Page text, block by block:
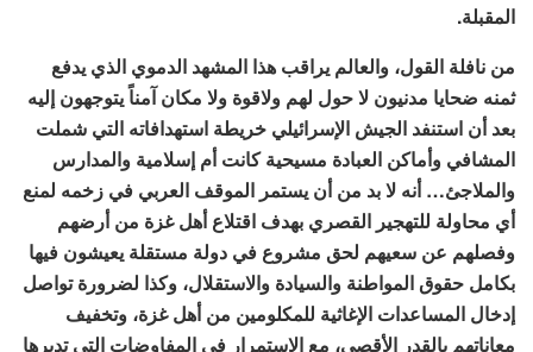
المقبلة.
من نافلة القول، والعالم يراقب هذا المشهد الدموي الذي يدفع
ثمنه ضحايا مدنيون لا حول لهم ولاقوة ولا مكان آمناً يتوجهون إليه
بعد أن استنفد الجيش الإسرائيلي خريطة استهدافاته التي شملت
المشافي وأماكن العبادة مسيحية كانت أم إسلامية والمدارس
والملاجئ… أنه لا بد من أن يستمر الموقف العربي في زخمه لمنع
أي محاولة للتهجير القصري بهدف اقتلاع أهل غزة من أرضهم
وفصلهم عن سعيهم لحق مشروع في دولة مستقلة يعيشون فيها
بكامل حقوق المواطنة والسيادة والاستقلال، وكذا لضرورة تواصل
إدخال المساعدات الإغاثية للمكلومين من أهل غزة، وتخفيف
معاناتهم بالقدر الأقصى، مع الاستمرار في المفاوضات التي تديرها